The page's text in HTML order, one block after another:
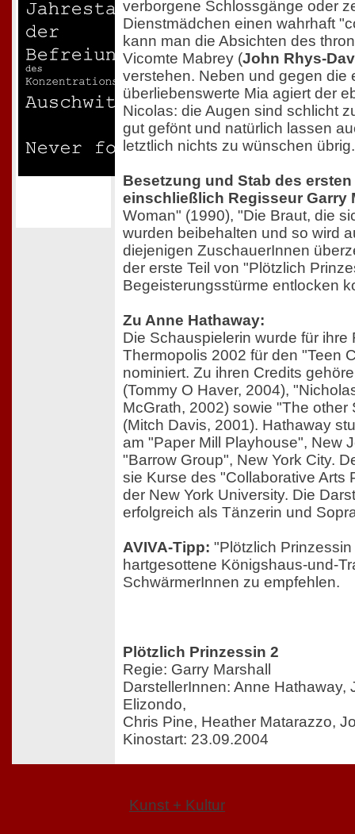
verborgene Schlossgänge oder
Dienstmädchen einen wahrhaft
kann man die Absichten des
Vicomte Mabrey (John Rhys-
verstehen. Neben und gegen die
überliebenswerte Mia agiert der
Nicolas: die Augen sind schlicht
gut gefönt und natürlich lassen
letztlich nichts zu wünschen übrig.
Besetzung und Stab des
einschließlich Regisseur Garry
Woman" (1990), "Die Braut, die
wurden beibehalten und so wird
diejenigen ZuschauerInnen
der erste Teil von "Plötzlich
Begeisterungsstürme entlocken
Zu Anne Hathaway:
Die Schauspielerin wurde für ihre
Thermopolis 2002 für den "Teen
nominiert. Zu ihren Credits
(Tommy O Haver, 2004),
McGrath, 2002) sowie "The other
(Mitch Davis, 2001). Hathaway
am "Paper Mill Playhouse", New
"Barrow Group", New York City.
sie Kurse des "Collaborative Arts
der New York University. Die
erfolgreich als Tänzerin und
AVIVA-Tipp: "Plötzlich
hartgesottene Königshaus-und-
SchwärmerInnen zu empfehlen.
Plötzlich Prinzessin 2
Regie: Garry Marshall
DarstellerInnen: Anne Hathaway,
Elizondo,
Chris Pine, Heather Matarazzo,
Kinostart: 23.09.2004
Kunst + Kultur